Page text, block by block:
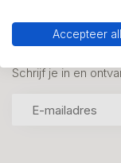
Schrijf je in en
Accepteer